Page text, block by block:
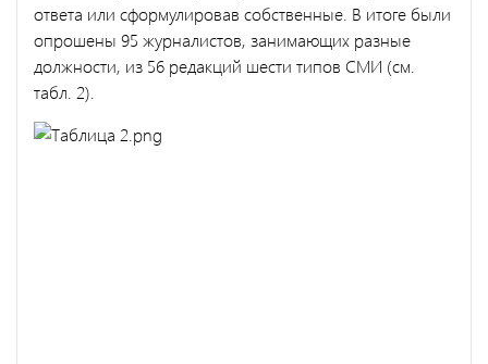
ответа или сформулировав собственные. В итоге были
опрошены 95 журналистов, занимающих разные
должности, из 56 редакций шести типов СМИ (см.
табл. 2).